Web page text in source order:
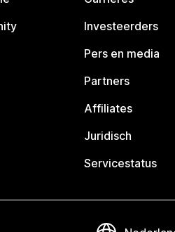
Investeerders
Pers en media
Partners
Affiliates
Juridisch
Servicestatus